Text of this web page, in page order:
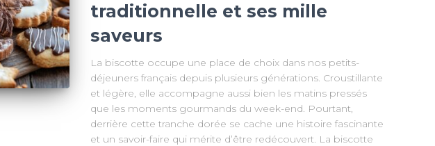
traditionnelle et ses mille
saveurs
La biscotte occupe une place de choix dans nos petits-
déjeuners français depuis plusieurs générations. Croustillante
et légère, elle accompagne aussi bien les matins pressés
que les moments gourmands du week-end. Pourtant,
derrière cette tranche dorée se cache une histoire fascinante
et un savoir-faire qui mérite d’être redécouvert. La biscotte